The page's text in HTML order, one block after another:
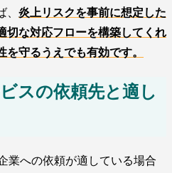
炎上リスクを事前に想定した
切な対応フローを構築してくれ
守るうえでも有効です。
スの依頼先と適し
業への依頼が適している場合